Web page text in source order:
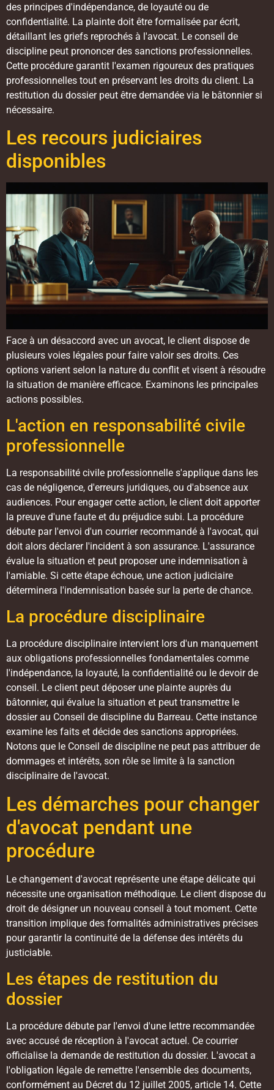
des principes d'indépendance, de loyauté ou de
confidentialité. La plainte doit être formalisée par écrit,
détaillant les griefs reprochés à l'avocat. Le conseil de
discipline peut prononcer des sanctions professionnelles.
Cette procédure garantit l'examen rigoureux des pratiques
professionnelles tout en préservant les droits du client. La
restitution du dossier peut être demandée via le bâtonnier si
nécessaire.
Les recours judiciaires
disponibles
Face à un désaccord avec un avocat, le client dispose de
plusieurs voies légales pour faire valoir ses droits. Ces
options varient selon la nature du conflit et visent à résoudre
la situation de manière efficace. Examinons les principales
actions possibles.
L'action en responsabilité civile
professionnelle
La responsabilité civile professionnelle s'applique dans les
cas de négligence, d'erreurs juridiques, ou d'absence aux
audiences. Pour engager cette action, le client doit apporter
la preuve d'une faute et du préjudice subi. La procédure
débute par l'envoi d'un courrier recommandé à l'avocat, qui
doit alors déclarer l'incident à son assurance. L'assurance
évalue la situation et peut proposer une indemnisation à
l'amiable. Si cette étape échoue, une action judiciaire
déterminera l'indemnisation basée sur la perte de chance.
La procédure disciplinaire
La procédure disciplinaire intervient lors d'un manquement
aux obligations professionnelles fondamentales comme
l'indépendance, la loyauté, la confidentialité ou le devoir de
conseil. Le client peut déposer une plainte auprès du
bâtonnier, qui évalue la situation et peut transmettre le
dossier au Conseil de discipline du Barreau. Cette instance
examine les faits et décide des sanctions appropriées.
Notons que le Conseil de discipline ne peut pas attribuer de
dommages et intérêts, son rôle se limite à la sanction
disciplinaire de l'avocat.
Les démarches pour changer
d'avocat pendant une
procédure
Le changement d'avocat représente une étape délicate qui
nécessite une organisation méthodique. Le client dispose du
droit de désigner un nouveau conseil à tout moment. Cette
transition implique des formalités administratives précises
pour garantir la continuité de la défense des intérêts du
justiciable.
Les étapes de restitution du
dossier
La procédure débute par l'envoi d'une lettre recommandée
avec accusé de réception à l'avocat actuel. Ce courrier
officialise la demande de restitution du dossier. L'avocat a
l'obligation légale de remettre l'ensemble des documents,
conformément au Décret du 12 juillet 2005, article 14. Cette